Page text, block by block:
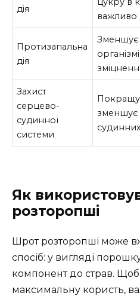
дія
важливо
Протизапальна
дія
Зменшує
Захист
серцево-
судинної
системи
зменшує
Як
розторопші
Шрот розторопші може
спосіб: у вигляді
компонент до страв.
максимальну користь,